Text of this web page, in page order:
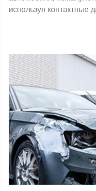
используя контактные